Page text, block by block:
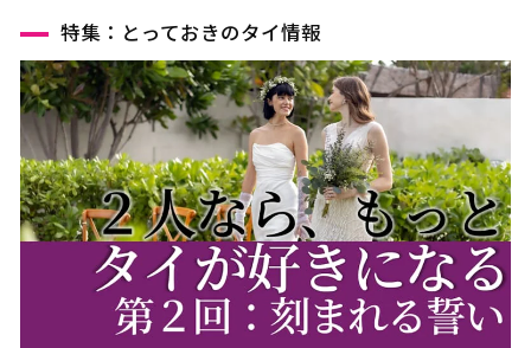
特集：とっておきのタイ情報